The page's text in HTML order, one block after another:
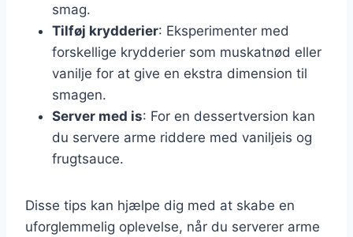
smag.
Tilføj krydderier: Eksperimenter med
forskellige krydderier som muskatnød eller
vanilje for at give en ekstra dimension til
smagen.
Server med is: For en dessertversion kan
du servere arme riddere med vaniljeis og
frugtsauce.
Disse tips kan hjælpe dig med at skabe en
uforglemmelig oplevelse, når du serverer arme